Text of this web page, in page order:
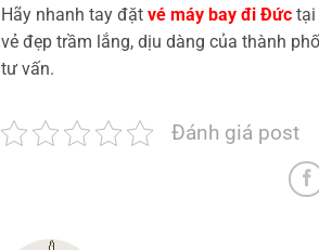
Hãy nhanh tay đặt vé máy bay đi Đức tại
vẻ đẹp trầm lắng, dịu dàng của thành
tư vấn.
Đánh giá post